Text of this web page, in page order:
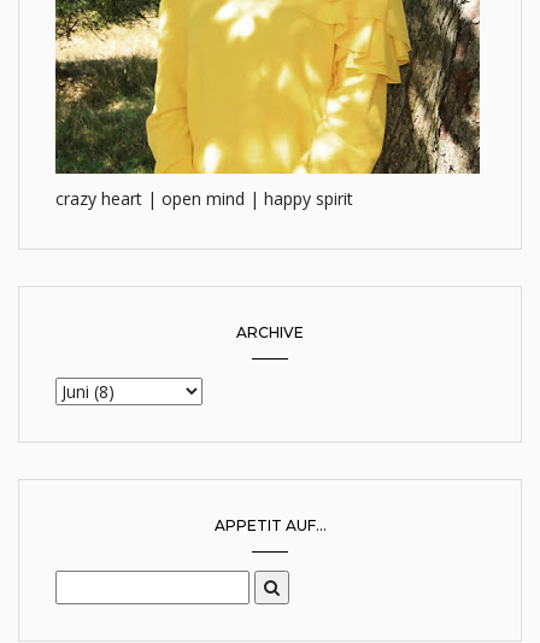
crazy heart | open mind | happy spirit
ARCHIVE
APPETIT AUF...